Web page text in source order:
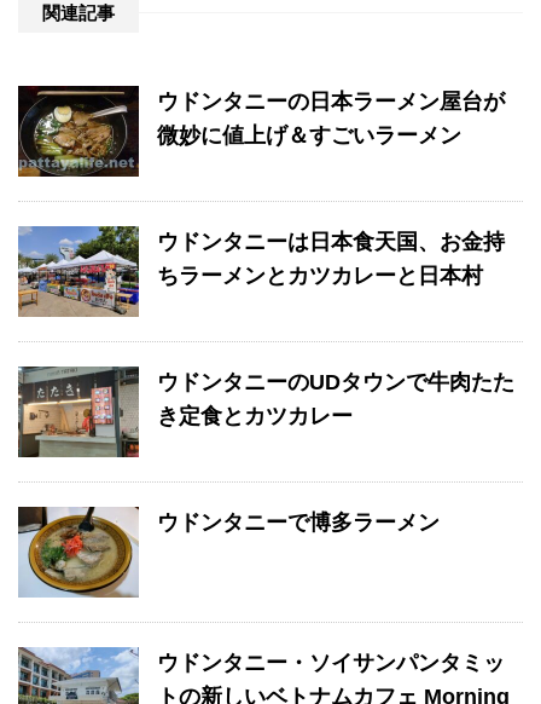
関連記事
ウドンタニーの日本ラーメン屋台が
微妙に値上げ＆すごいラーメン
ウドンタニーは日本食天国、お金持
ちラーメンとカツカレーと日本村
ウドンタニーのUDタウンで牛肉たた
き定食とカツカレー
ウドンタニーで博多ラーメン
ウドンタニー・ソイサンパンタミッ
トの新しいベトナムカフェ Morning